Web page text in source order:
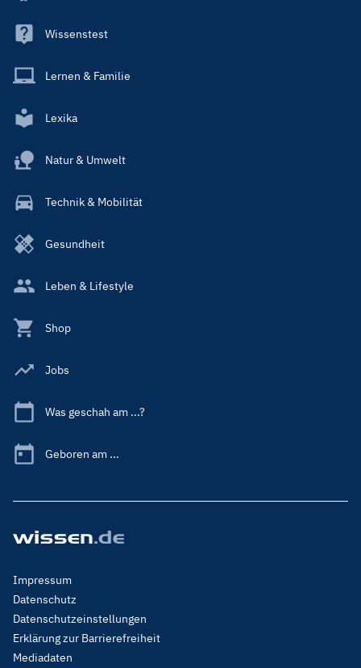
Wissenstest
Lernen & Familie
Lexika
Natur & Umwelt
Technik & Mobilität
Gesundheit
Leben & Lifestyle
Shop
Jobs
Was geschah am ...?
Geboren am ...
Footer
Menu
Legal
Impressum
Datenschutz
Datenschutzeinstellungen
Erklärung zur Barrierefreiheit
Mediadaten